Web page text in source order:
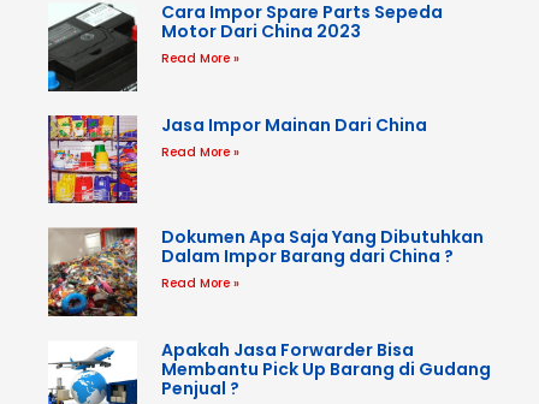
Cara Impor Spare Parts Sepeda
Motor Dari China 2023
Read More »
Jasa Impor Mainan Dari China
Read More »
Dokumen Apa Saja Yang Dibutuhkan
Dalam Impor Barang dari China ?
Read More »
Apakah Jasa Forwarder Bisa
Membantu Pick Up Barang di Gudang
Penjual ?